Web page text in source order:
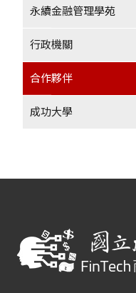
永續金融管理學苑
行政機關
合作夥伴
成功大學